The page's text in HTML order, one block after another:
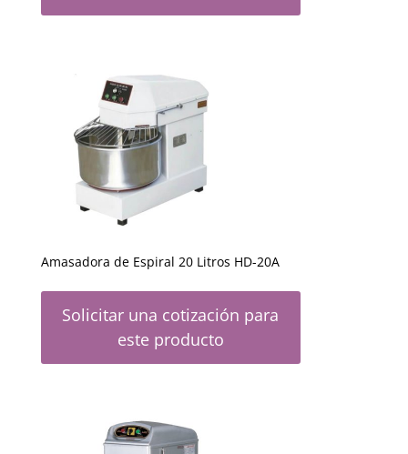
Amasadora de Espiral 20 Litros HD-20A
Solicitar una cotización para
este producto